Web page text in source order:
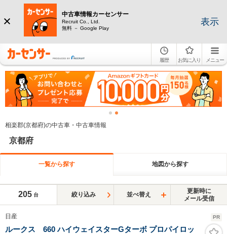
中古車情報カーセンサー
Recruit Co., Ltd.
無料 － Google Play
表示
履歴 お気に入り メニュー
相楽郡(京都府)の中古車・中古車情報
京都府
一覧から探す 地図から探す
205 台 絞り込み 並べ替え
更新時に
メール受信
日産 PR
ルークス 660 ハイウェイスターGターボ プロパイロッ